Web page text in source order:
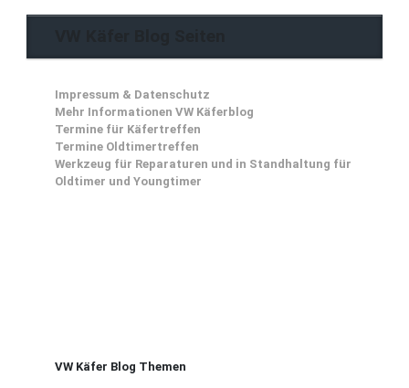
Impressum & Datenschutz
Mehr Informationen VW Käferblog
Termine für Käfertreffen
Termine Oldtimertreffen
Werkzeug für Reparaturen und in Standhaltung für
Oldtimer und Youngtimer
VW Käfer Blog Themen